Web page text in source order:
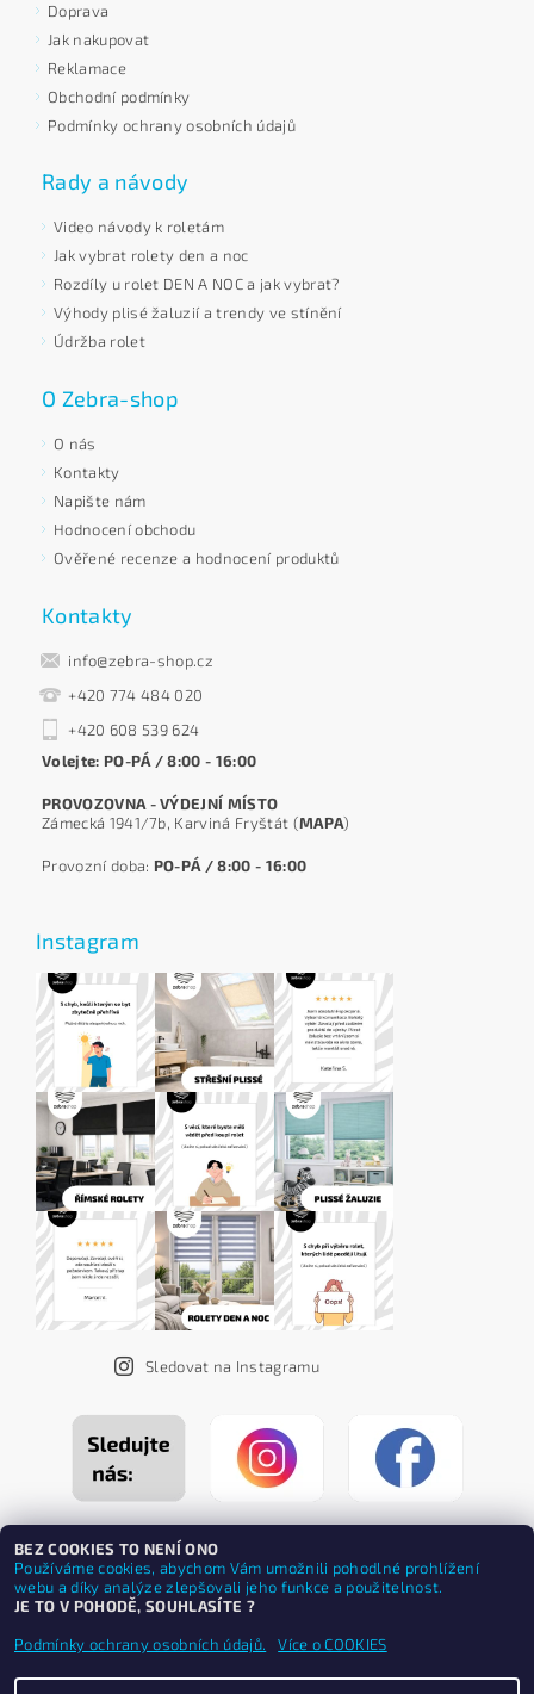
Doprava
Jak nakupovat
Reklamace
Obchodní podmínky
Podmínky ochrany osobních údajů
Rady a návody
Video návody k roletám
Jak vybrat rolety den a noc
Rozdíly u rolet DEN A NOC a jak vybrat?
Výhody plisé žaluzií a trendy ve stínění
Údržba rolet
O Zebra-shop
O nás
Kontakty
Napište nám
Hodnocení obchodu
Ověřené recenze a hodnocení produktů
Kontakty
info@zebra-shop.cz
+420 774 484 020
+420 608 539 624
Volejte: PO-PÁ / 8:00 - 16:00
PROVOZOVNA - VÝDEJNÍ MÍSTO
Zámecká 1941/7b, Karviná Fryštát (MAPA)
Provozní doba: PO-PÁ / 8:00 - 16:00
Instagram
Sledovat na Instagramu
BEZ COOKIES TO NENÍ ONO
Používáme cookies, abychom Vám umožnili pohodlné prohlížení
webu a díky analýze zlepšovali jeho funkce a použitelnost.
JE TO V POHODĚ, SOUHLASÍTE ?
Podmínky ochrany osobních údajů.
Více o COOKIES